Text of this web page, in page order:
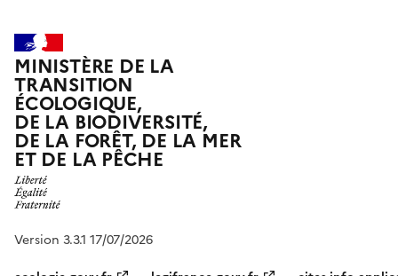
MINISTÈRE DE LA
TRANSITION
ÉCOLOGIQUE,
DE LA BIODIVERSITÉ,
DE LA FORÊT, DE LA MER
ET DE LA PÊCHE
Version 3.3.1 17/07/2026